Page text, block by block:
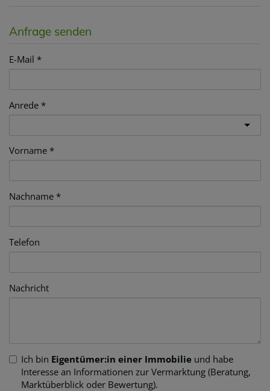
Anfrage senden
E-Mail
Anrede
Vorname
Nachname
Telefon
Nachricht
Ich bin Eigentümer:in einer Immobilie und habe
Interesse an Informationen zur Vermarktung (Beratung,
Marktüberblick oder Bewertung).